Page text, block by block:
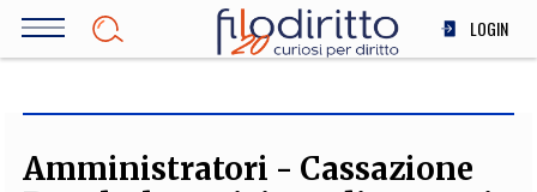
Salta
LOGIN
SOCIETÀ
Amministratori - Cassazione